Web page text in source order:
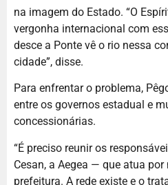
na imagem do Estado. “O
vergonha internacional com
desce a Ponte vê o rio nessa
cidade”, disse.
Para enfrentar o problema,
entre os governos estadual e
concessionárias.
“É preciso reunir os
Cesan, a Aegea — que atua
prefeitura. A rede existe e o